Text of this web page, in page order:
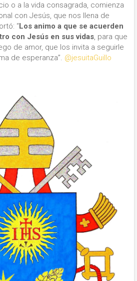
o a la vida consagrada, comienza
con Jesús, que nos llena de
“Los animo a que se acuerden
con Jesús en sus vidas, para que
de amor, que los invita a seguirle
de esperanza”. @jesuitaGuillo